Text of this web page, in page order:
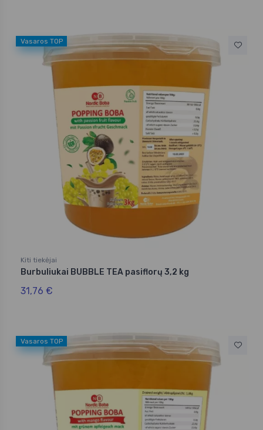
Vasaros TOP
Kiti tiekėjai
Burbuliukai BUBBLE TEA pasiflorų 3,2 kg
31,76 €
Vasaros TOP